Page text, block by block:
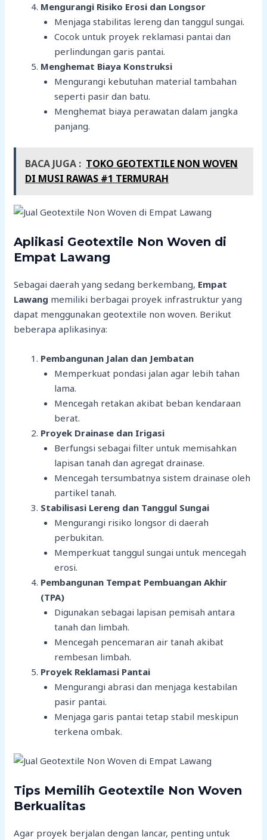
Mengurangi Risiko Erosi dan Longsor
Menjaga stabilitas lereng dan tanggul sungai.
Cocok untuk proyek reklamasi pantai dan
perlindungan garis pantai.
Menghemat Biaya Konstruksi
Mengurangi kebutuhan material tambahan
seperti pasir dan batu.
Menghemat biaya perawatan dalam jangka
panjang.
BACA JUGA : TOKO GEOTEXTILE NON WOVEN
DI MUSI RAWAS #1 TERMURAH
Aplikasi Geotextile Non Woven di
Empat Lawang
Sebagai daerah yang sedang berkembang, Empat
Lawang memiliki berbagai proyek infrastruktur yang
dapat menggunakan geotextile non woven. Berikut
beberapa aplikasinya:
Pembangunan Jalan dan Jembatan
Memperkuat pondasi jalan agar lebih tahan
lama.
Mencegah retakan akibat beban kendaraan
berat.
Proyek Drainase dan Irigasi
Berfungsi sebagai filter untuk memisahkan
lapisan tanah dan agregat drainase.
Mencegah tersumbatnya sistem drainase oleh
partikel tanah.
Stabilisasi Lereng dan Tanggul Sungai
Mengurangi risiko longsor di daerah
perbukitan.
Memperkuat tanggul sungai untuk mencegah
erosi.
Pembangunan Tempat Pembuangan Akhir
(TPA)
Digunakan sebagai lapisan pemisah antara
tanah dan limbah.
Mencegah pencemaran air tanah akibat
rembesan limbah.
Proyek Reklamasi Pantai
Mengurangi abrasi dan menjaga kestabilan
pasir pantai.
Menjaga garis pantai tetap stabil meskipun
terkena ombak.
Tips Memilih Geotextile Non Woven
Berkualitas
Agar proyek berjalan dengan lancar, penting untuk